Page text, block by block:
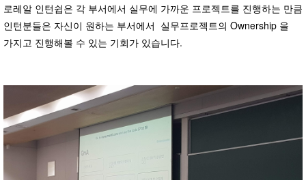
로레알 인턴쉽은 각 부서에서 실무에 가까운 프로젝트를 진행하는 만큼
인턴분들은 자신이 원하는 부서에서 실무프로젝트의 Ownership 을
가지고 진행해볼 수 있는 기회가 있습니다.